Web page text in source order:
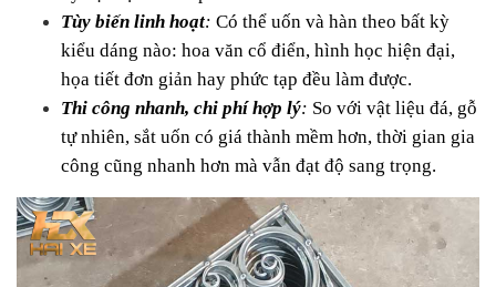
Tùy biến linh hoạt: Có thể uốn và hàn theo bất kỳ
kiểu dáng nào: hoa văn cổ điển, hình học hiện đại,
họa tiết đơn giản hay phức tạp đều làm được.
Thi công nhanh, chi phí hợp lý: So với vật liệu đá, gỗ
tự nhiên, sắt uốn có giá thành mềm hơn, thời gian gia
công cũng nhanh hơn mà vẫn đạt độ sang trọng.